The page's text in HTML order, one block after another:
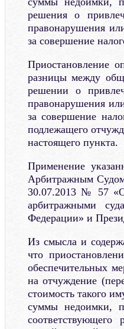
решения о
правонарушения
за совершение
Приостановление
разницы между
решении о
правонарушения
за совершение
подлежащего
настоящего пункта.
Применение
Арбитражным
30.07.2013 № 57
арбитражными
Федерации» и
Из смысла и
что
обеспечительных
на отчуждение
стоимость такого
суммы недоимки,